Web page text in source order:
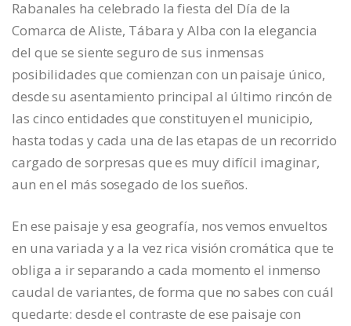
Rabanales ha celebrado la fiesta del Día de la
Comarca de Aliste, Tábara y Alba con la elegancia
del que se siente seguro de sus inmensas
posibilidades que comienzan con un paisaje único,
desde su asentamiento principal al último rincón de
las cinco entidades que constituyen el municipio,
hasta todas y cada una de las etapas de un recorrido
cargado de sorpresas que es muy difícil imaginar,
aun en el más sosegado de los sueños.
En ese paisaje y esa geografía, nos vemos envueltos
en una variada y a la vez rica visión cromática que te
obliga a ir separando a cada momento el inmenso
caudal de variantes, de forma que no sabes con cuál
quedarte: desde el contraste de ese paisaje con